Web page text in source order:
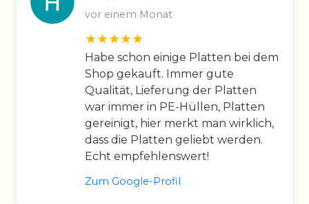
vor einem Monat
Habe schon einige Platten bei dem
Shop gekauft. Immer gute
Qualität, Lieferung der Platten
war immer in PE-Hüllen, Platten
gereinigt, hier merkt man wirklich,
dass die Platten geliebt werden.
Echt empfehlenswert!
Zum Google-Profil